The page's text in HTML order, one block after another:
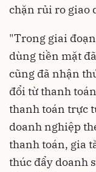
chặn rủi ro giao
"Trong giai
dùng tiền mặt
cũng đã nhận
đổi từ thanh
thanh toán trực
doanh nghiệp
thanh toán, gia
thúc đẩy doanh